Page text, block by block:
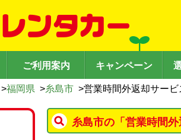
ご利用案内 キャンペーン
>福岡県 >糸島市 >営業時間外返却サービ
糸島市の「営業時間